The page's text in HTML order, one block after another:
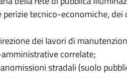
tecnico-economiche,
dei lavori di
correlate;
stradali (suolo